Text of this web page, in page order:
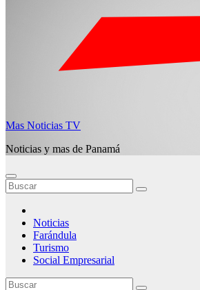
Mas Noticias TV
Noticias y mas de Panamá
Noticias
Farándula
Turismo
Social Empresarial